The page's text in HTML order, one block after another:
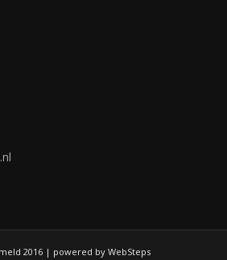
2016 | powered by WebSteps